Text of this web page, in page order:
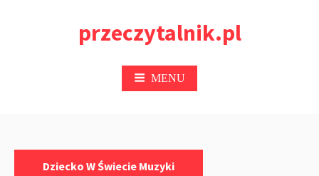
przeczytalnik.pl
MENU
Dziecko W Świecie Muzyki